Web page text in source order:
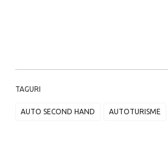
TAGURI
AUTO SECOND HAND AUTOTURISME